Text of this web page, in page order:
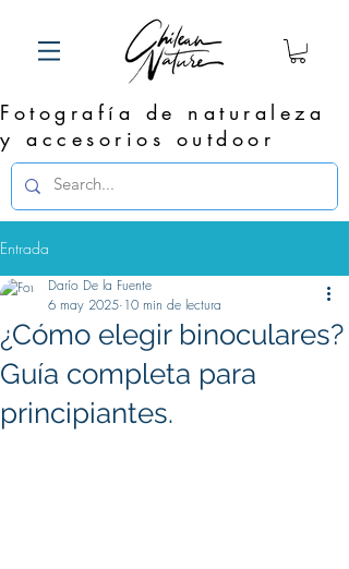
Fotografía de naturaleza
y accesorios outdoor
Entrada
¿Cómo elegir binoculares?
Guía completa para
principiantes.
Darío De la Fuente
6 may 2025 10 min de lectura